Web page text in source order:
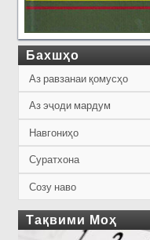
Бахшҳо
Аз равзанаи қомусҳо
Аз эҷоди мардум
Навгониҳо
Суратхона
Созу наво
Тақвими Моҳ